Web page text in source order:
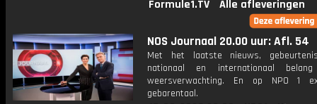
Formule1.TV Alle afleveringen
NOS Journaal 20.00 uur: Afl. 54
Met het laatste nieuws,
nationaal en internationaal
weersverwachting. En op NPO 1
gebarentaal.